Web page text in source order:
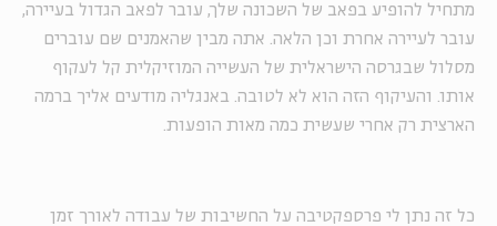
מתחיל להופיע בפאב של השכונה שלך, עובר לפאב הגדול בעיירה,
עובר לעיירה אחרת וכן הלאה. אתה מבין שהאמנים שם עוברים
מסלול שבגרסה הישראלית של העשייה המוזיקלית קל לעקוף
אותו. והעיקוף הזה הוא לא לטובה. באנגליה מודעים אליך ברמה
הארצית רק אחרי שעשית כמה מאות הופעות.
כל זה נתן לי פרספקטיבה על החשיבות של עבודה לאורך זמן